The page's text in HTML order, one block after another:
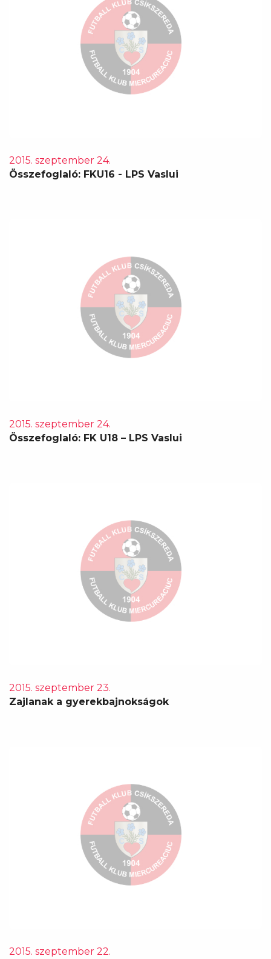
2015. szeptember 24.
Összefoglaló: FKU16 - LPS Vaslui
2015. szeptember 24.
Összefoglaló: FK U18 – LPS Vaslui
2015. szeptember 23.
Zajlanak a gyerekbajnokságok
2015. szeptember 22.